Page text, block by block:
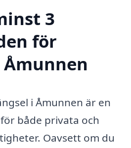
3
för
i Åmunnen är en
både privata och
Oavsett om du